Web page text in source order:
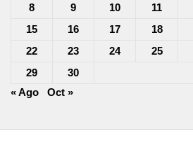
8
9 10 11
15
16 17 18
22
23 24 25
29
30
« Ago
Oct »